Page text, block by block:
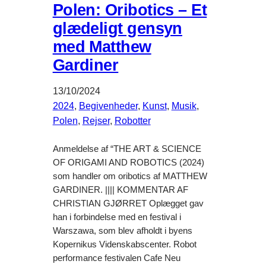
Polen: Oribotics – Et
glædeligt gensyn
med Matthew
Gardiner
13/10/2024
2024, Begivenheder, Kunst, Musik
Polen, Rejser, Robotter
Anmeldelse af “THE ART & SCIENCE
OF ORIGAMI AND ROBOTICS (2024)
som handler om oribotics af MATTHEW
GARDINER. |||| KOMMENTAR AF
CHRISTIAN GJØRRET Oplægget gav
han i forbindelse med en festival i
Warszawa, som blev afholdt i byens
Kopernikus Videnskabscenter. Robot
performance festivalen Cafe Neu